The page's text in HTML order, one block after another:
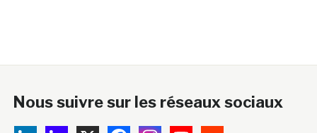
Nous suivre sur les réseaux sociaux